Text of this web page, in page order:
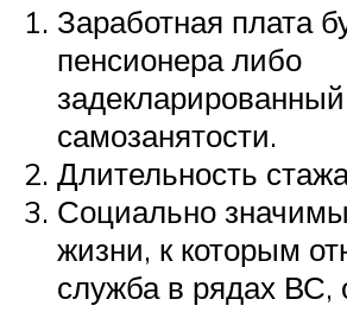
Заработная плата
пенсионера либо
самозанятости.
Длительность
Социально
жизни, к которым
служба в рядах ВС,